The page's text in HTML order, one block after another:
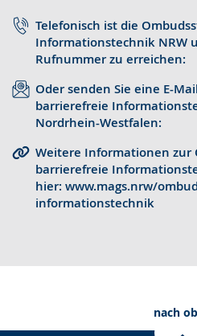
Telefonisch ist die
Informationstechnik NRW
Rufnummer zu erreichen:
Oder senden Sie eine E-
barrierefreie
Nordrhein-Westfalen:
Weitere Informationen zur
barrierefreie
hier: www.mags.nrw/
informationstechnik
e
w
c
e
t
e
s
t
.
e
r
e
r
p
nach